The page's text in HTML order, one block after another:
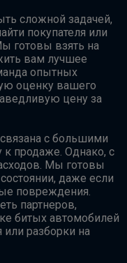
сложной задачей,
покупателя или
готовы взять на
вам лучшее
опытных
оценку вашего
цену за
с большими
к продаже. Однако, с
Мы готовы
даже если
повреждения.
партнеров,
битых автомобилей
разборки на